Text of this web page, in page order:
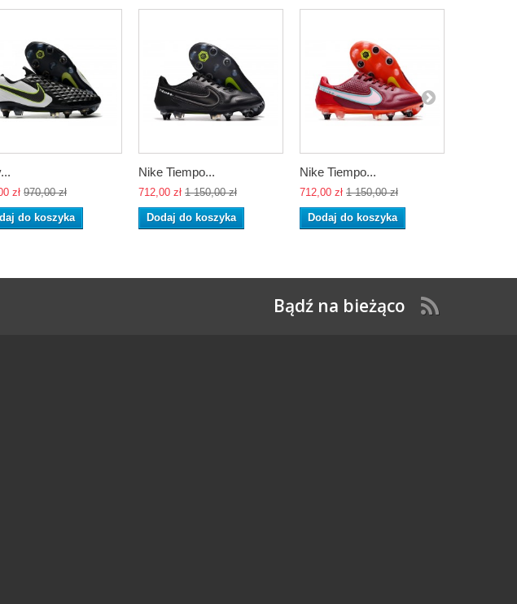
zł 970,00 zł
do koszyka
Nike Tiempo...
712,00 zł 1 150,00 zł
Dodaj do koszyka
Nike Tiempo...
712,00 zł 1 150,00 zł
Dodaj do koszyka
Bądź na bieżąco